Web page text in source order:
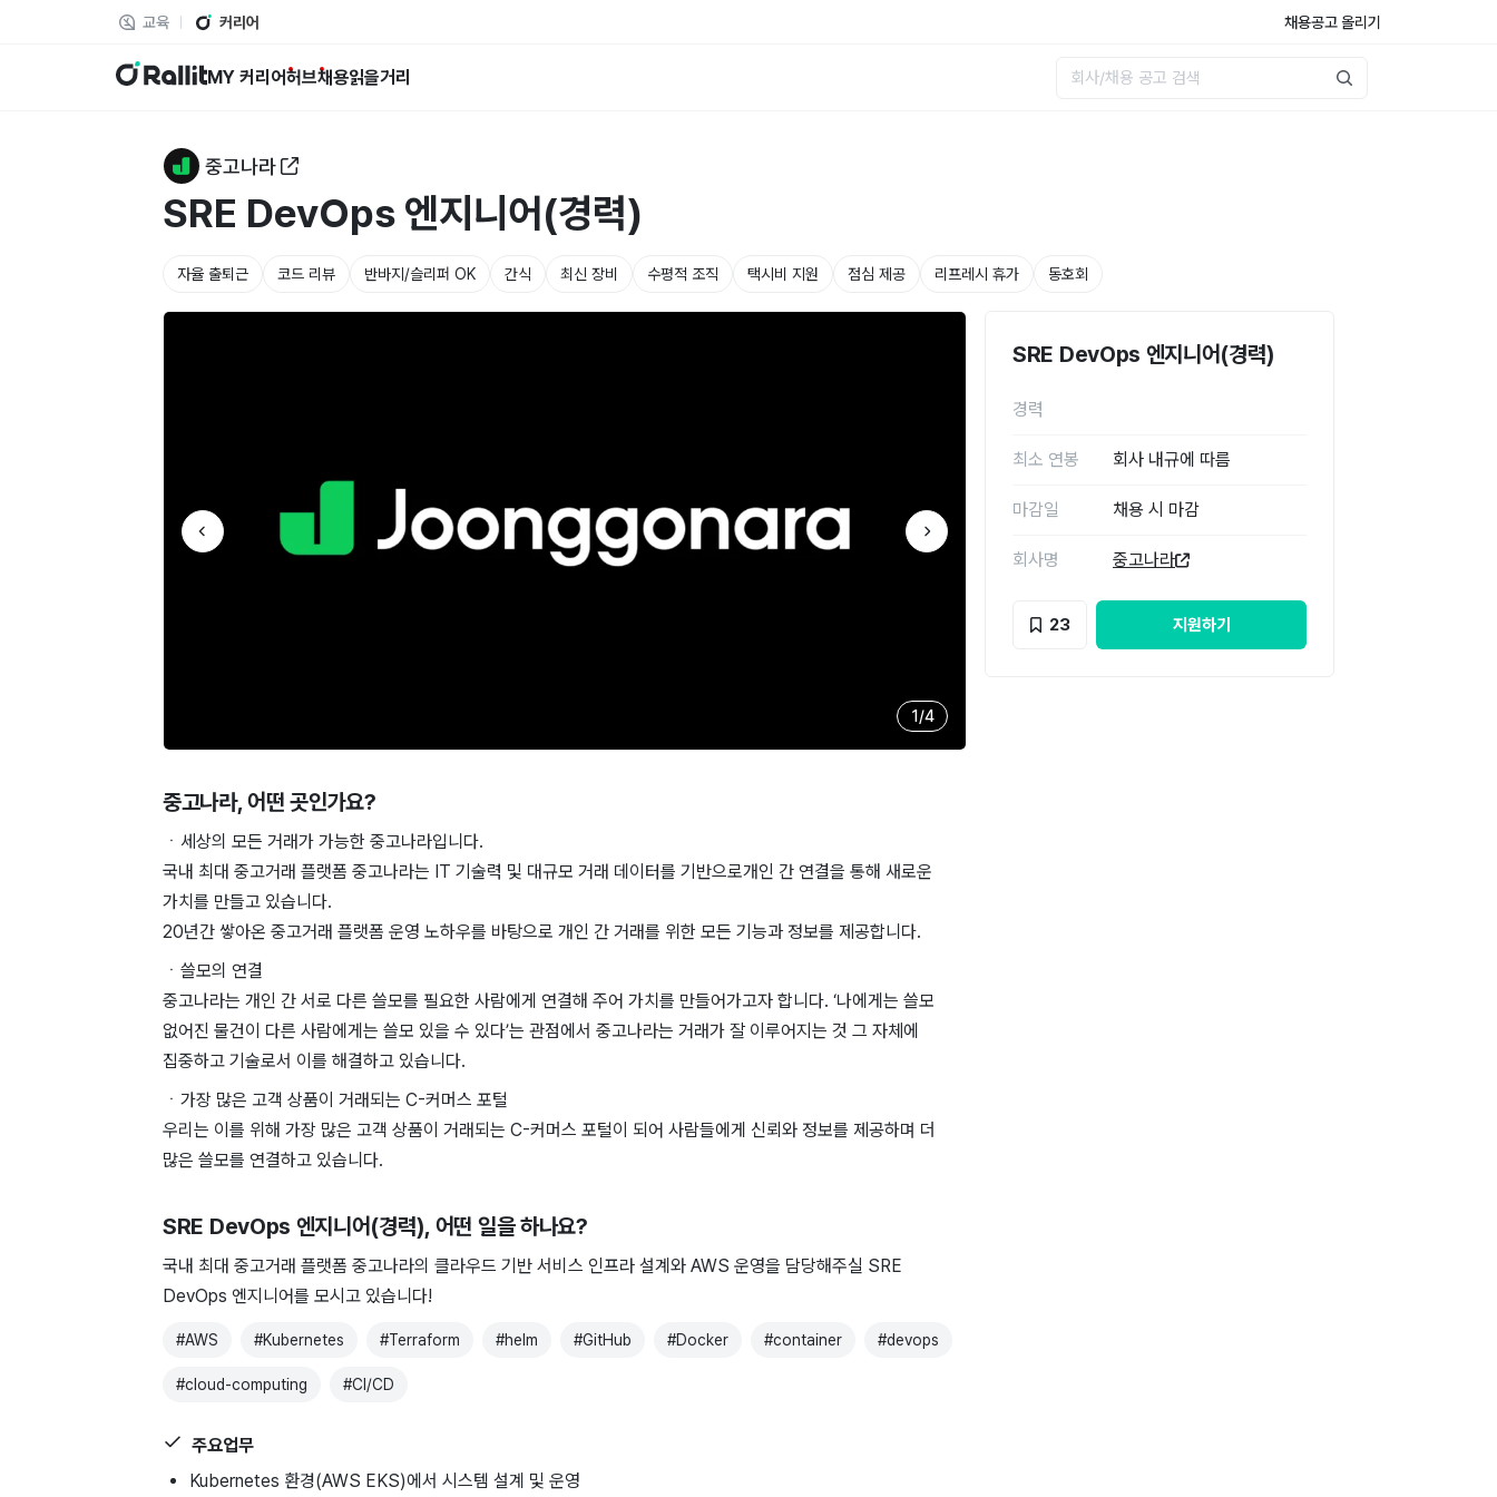
교육 커리어 채용공고 올리기
랠릿 MY 커리어허브채용읽을거리
중고나라
SRE DevOps 엔지니어(경력)
자율 출퇴근 코드 리뷰 반바지/슬리퍼 OK 간식 최신 장비 수평적 조직 택시비 지원 점심 제공 리프레시 휴가 동호회
1/4
중고나라, 어떤 곳인가요?
ㆍ세상의 모든 거래가 가능한 중고나라입니다.
국내 최대 중고거래 플랫폼 중고나라는 IT 기술력 및 대규모 거래 데이터를 기반으로개인 간 연결을 통해 새로운
가치를 만들고 있습니다.
20년간 쌓아온 중고거래 플랫폼 운영 노하우를 바탕으로 개인 간 거래를 위한 모든 기능과 정보를 제공합니다.
ㆍ쓸모의 연결
중고나라는 개인 간 서로 다른 쓸모를 필요한 사람에게 연결해 주어 가치를 만들어가고자 합니다. ‘나에게는 쓸모
없어진 물건이 다른 사람에게는 쓸모 있을 수 있다’는 관점에서 중고나라는 거래가 잘 이루어지는 것 그 자체에
집중하고 기술로서 이를 해결하고 있습니다.
ㆍ가장 많은 고객 상품이 거래되는 C-커머스 포털
우리는 이를 위해 가장 많은 고객 상품이 거래되는 C-커머스 포털이 되어 사람들에게 신뢰와 정보를 제공하며 더
많은 쓸모를 연결하고 있습니다.
SRE DevOps 엔지니어(경력), 어떤 일을 하나요?
국내 최대 중고거래 플랫폼 중고나라의 클라우드 기반 서비스 인프라 설계와 AWS 운영을 담당해주실 SRE
DevOps 엔지니어를 모시고 있습니다!
#AWS #Kubernetes #Terraform #helm #GitHub #Docker #container #devops
#cloud-computing #CI/CD
주요업무
Kubernetes 환경(AWS EKS)에서 시스템 설계 및 운영
SRE DevOps 엔지니어(경력)
경력
최소 연봉 회사 내규에 따름
마감일 채용 시 마감
회사명 중고나라
23 지원하기